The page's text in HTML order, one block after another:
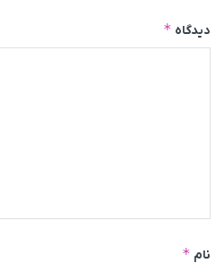
دیدگاه *
نام *